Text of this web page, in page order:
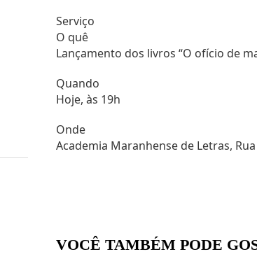
Serviço
O quê
Lançamento dos livros “O ofício de
Quando
Hoje, às 19h
Onde
Academia Maranhense de Letras,
VOCÊ TAMBÉM PODE